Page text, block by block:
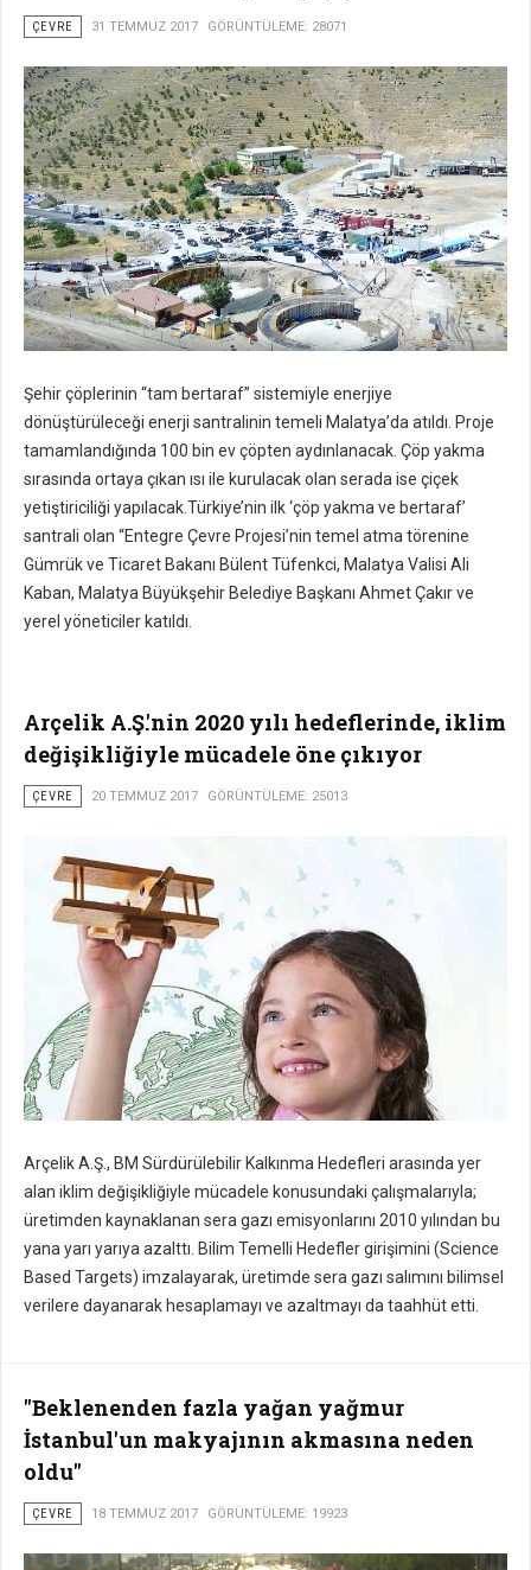
ÇEVRE 31 TEMMUZ 2017 GÖRÜNTÜLEME: 28071
Şehir çöplerinin “tam bertaraf” sistemiyle enerjiye
dönüştürüleceği enerji santralinin temeli Malatya’da atıldı. Proje
tamamlandığında 100 bin ev çöpten aydınlanacak. Çöp yakma
sırasında ortaya çıkan ısı ile kurulacak olan serada ise çiçek
yetiştiriciliği yapılacak.Türkiye’nin ilk ‘çöp yakma ve bertaraf’
santrali olan “Entegre Çevre Projesi’nin temel atma törenine
Gümrük ve Ticaret Bakanı Bülent Tüfenkci, Malatya Valisi Ali
Kaban, Malatya Büyükşehir Belediye Başkanı Ahmet Çakır ve
yerel yöneticiler katıldı.
Arçelik A.Ş.'nin 2020 yılı hedeflerinde, iklim
değişikliğiyle mücadele öne çıkıyor
ÇEVRE 20 TEMMUZ 2017 GÖRÜNTÜLEME: 25013
Arçelik A.Ş., BM Sürdürülebilir Kalkınma Hedefleri arasında yer
alan iklim değişikliğiyle mücadele konusundaki çalışmalarıyla;
üretimden kaynaklanan sera gazı emisyonlarını 2010 yılından bu
yana yarı yarıya azalttı. Bilim Temelli Hedefler girişimini (Science
Based Targets) imzalayarak, üretimde sera gazı salımını bilimsel
verilere dayanarak hesaplamayı ve azaltmayı da taahhüt etti.
"Beklenenden fazla yağan yağmur
İstanbul'un makyajının akmasına neden
oldu"
ÇEVRE 18 TEMMUZ 2017 GÖRÜNTÜLEME: 19923